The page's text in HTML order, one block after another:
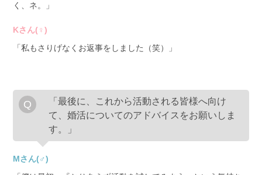
く、ネ。」
Kさん(♀)
「私もさりげなくお返事をしました（笑）」
「最後に、これから活動される皆様へ向け
て、婚活についてのアドバイスをお願いしま
す。」
Mさん(♂)